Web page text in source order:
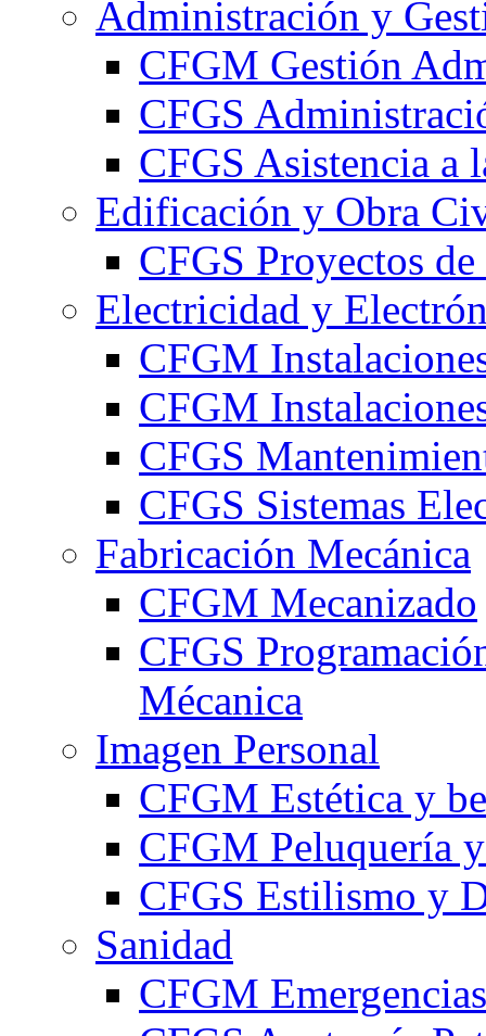
Administración y
CFGM Gestión
CFGS
CFGS Asistencia a
Edificación y Obra
CFGS Proyectos
Electricidad y
CFGM
CFGM
CFGS
CFGS Sistemas
Fabricación Mecánica
CFGM Mecanizado
CFGS
Mécanica
Imagen Personal
CFGM Estética y
CFGM Peluquería
CFGS Estilismo y
Sanidad
CFGM